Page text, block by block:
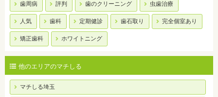
歯周病 評判 歯のクリーニング 虫歯治療
人気 歯科 定期健診 歯石取り 完全個室あり
矯正歯科 ホワイトニング
他のエリアのマチしる
マチしる埼玉